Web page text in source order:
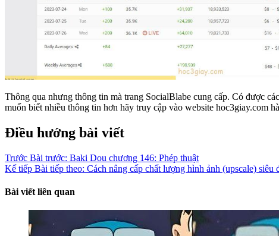
Thông qua nhưng thông tin mà trang SocialBlabe cung cấp. Có được
muốn biết nhiều thông tin hơn hãy truy cập vào website hoc3giay.com
Điều hướng bài viết
Trước Bài trước: Baki Dou chương 146: Phép thuật
Kế tiếp Bài tiếp theo: Cách nâng cấp chất lượng hình ảnh (upscale) siêu
Bài viết liên quan